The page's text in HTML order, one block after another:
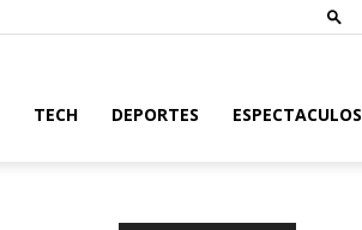
TECH DEPORTES ESPECTACULOS